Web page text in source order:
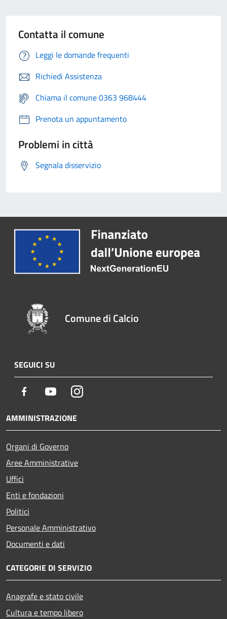
Contatta il comune
Leggi le domande frequenti
Richiedi Assistenza
Chiama il comune 0363 968444
Prenota un appuntamento
Problemi in città
Segnala disservizio
Comune di Calcio
SEGUICI SU
Facebook YoutubeInstagram
AMMINISTRAZIONE
Organi di Governo
Aree Amministrative
Uffici
Enti e fondazioni
Politici
Personale Amministrativo
Documenti e dati
CATEGORIE DI SERVIZIO
Anagrafe e stato civile
Cultura e tempo libero